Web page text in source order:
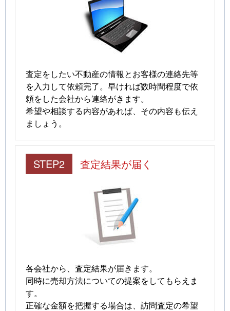
査定をしたい不動産の情報とお客様の連絡先等
を入力して依頼完了。早ければ数時間程度で依
頼をした会社から連絡がきます。
希望や相談する内容があれば、その内容も伝え
ましょう。
STEP2 査定結果が届く
各会社から、査定結果が届きます。
同時に売却方法についての提案をしてもらえま
す。
正確な金額を把握する場合は、訪問査定の希望